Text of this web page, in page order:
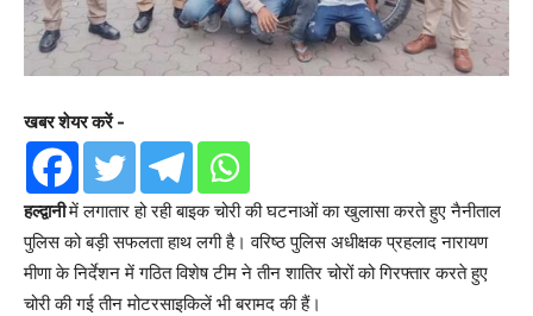
खबर शेयर करें -
हल्द्वानीमें लगातार हो रही बाइक चोरी की घटनाओं का खुलासा करते हुए नैनीताल
पुलिस को बड़ी सफलता हाथ लगी है। वरिष्ठ पुलिस अधीक्षक प्रहलाद नारायण
मीणा के निर्देशन में गठित विशेष टीम ने तीन शातिर चोरों को गिरफ्तार करते हुए
चोरी की गई तीन मोटरसाइकिलें भी बरामद की हैं।